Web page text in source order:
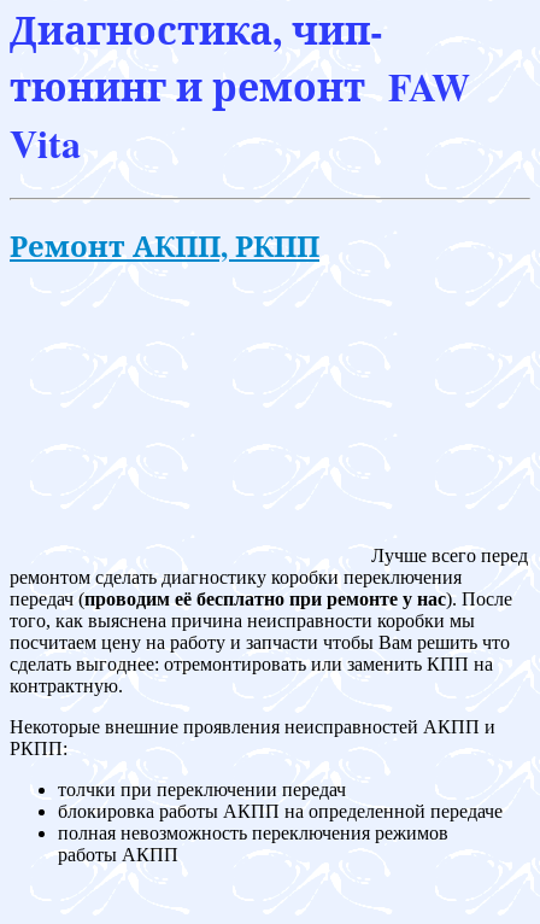
Диагностика, чип-
тюнинг и ремонт FAW
Vita
Ремонт АКПП, РКПП
Лучше всего перед
ремонтом сделать диагностику коробки переключения
передач (проводим её бесплатно при ремонте у нас). После
того, как выяснена причина неисправности коробки мы
посчитаем цену на работу и запчасти чтобы Вам решить что
сделать выгоднее: отремонтировать или заменить КПП на
контрактную.
Некоторые внешние проявления неисправностей АКПП и
РКПП:
толчки при переключении передач
блокировка работы АКПП на определенной передаче
полная невозможность переключения режимов
работы АКПП